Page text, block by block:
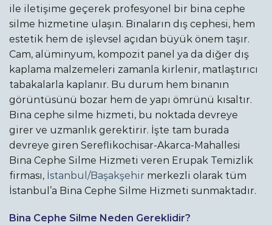
ile iletişime geçerek profesyonel bir bina cephe
silme hizmetine ulaşın. Binaların dış cephesi, hem
estetik hem de işlevsel açıdan büyük önem taşır.
Cam, alüminyum, kompozit panel ya da diğer dış
kaplama malzemeleri zamanla kirlenir, matlaştırıcı
tabakalarla kaplanır. Bu durum hem binanın
görüntüsünü bozar hem de yapı ömrünü kısaltır.
Bina cephe silme hizmeti, bu noktada devreye
girer ve uzmanlık gerektirir. İşte tam burada
devreye giren Sereflikochisar-Akarca-Mahallesi
Bina Cephe Silme Hizmeti veren Erupak Temizlik
firması, İstanbul/Başakşehir merkezli olarak tüm
İstanbul’a Bina Cephe Silme Hizmeti sunmaktadır.
Bina Cephe Silme Neden Gereklidir?